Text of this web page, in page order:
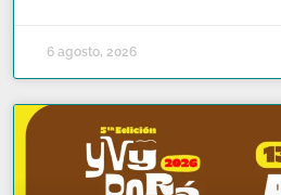
6 agosto, 2026